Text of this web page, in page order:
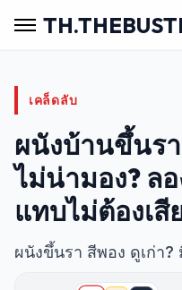
เคล็ดลับ
ผนังบ้านขึ้นรา
ไม่น่ามอง? ล
แทบไม่ต้องเสี
ผนังขึ้นรา สีพอง ดูเก่า